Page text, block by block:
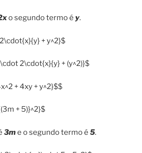
o segundo termo é y.
+ y^2}$
2\cdot{x}{y} + (y^2)}$
+ 4xy + y^2}$$
+ 5)}^2}$
3me o segundo termo é 5.